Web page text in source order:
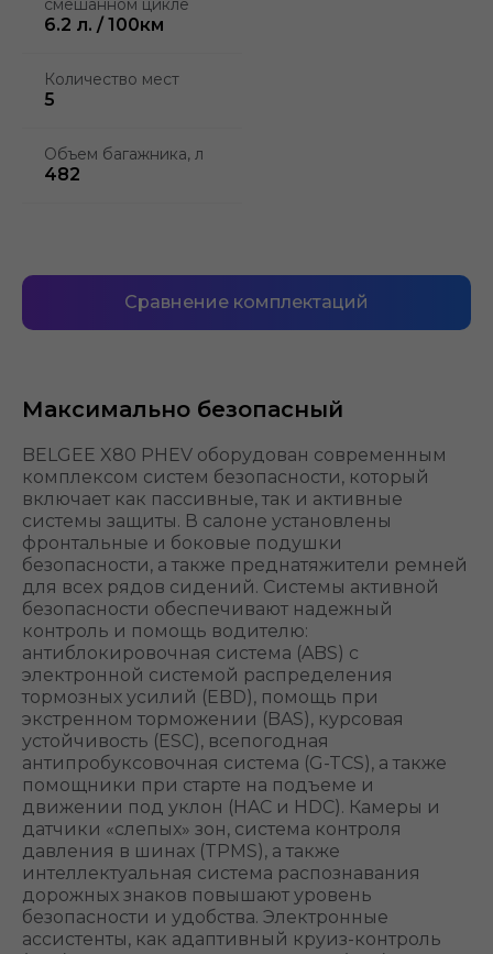
смешанном цикле
6.2 л. / 100км
Количество мест
5
Объем багажника, л
482
Сравнение комплектаций
Максимально безопасный
BELGEE X80 PHEV оборудован современным
комплексом систем безопасности, который
включает как пассивные, так и активные
системы защиты. В салоне установлены
фронтальные и боковые подушки
безопасности, а также преднатяжители ремней
для всех рядов сидений. Системы активной
безопасности обеспечивают надежный
контроль и помощь водителю:
антиблокировочная система (ABS) с
электронной системой распределения
тормозных усилий (EBD), помощь при
экстренном торможении (BAS), курсовая
устойчивость (ESC), всепогодная
антипробуксовочная система (G-TCS), а также
помощники при старте на подъеме и
движении под уклон (HAC и HDC). Камеры и
датчики «слепых» зон, система контроля
давления в шинах (TPMS), а также
интеллектуальная система распознавания
дорожных знаков повышают уровень
безопасности и удобства. Электронные
ассистенты, как адаптивный круиз-контроль